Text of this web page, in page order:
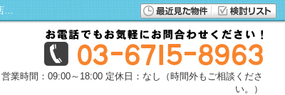
フォレスト大森町の過去掲載物件｜蒲田・大田区エリアの不動産は株式会社KENTY不動産蒲田本店にお任せ！
営業時間：09:00～18:00 定休日：なし（時間外もご相談くださ
い。）